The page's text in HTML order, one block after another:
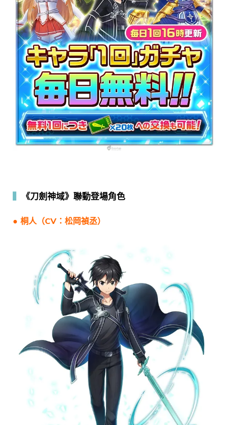
《刀劍神域》聯動登場角色
● 桐人（CV：松岡禎丞）